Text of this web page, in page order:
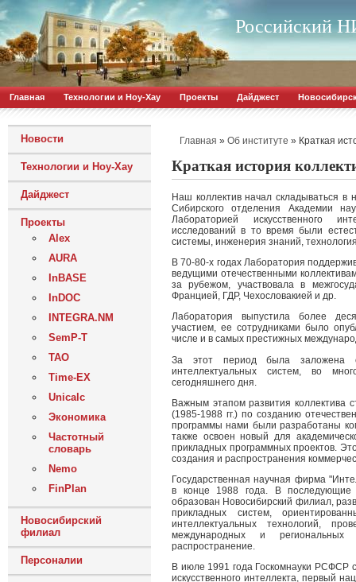
Российский
Главная Технологии и Ноу-Хау Проекты Дайджест
Новости
Технологии и Ноу-Хау
Дайджест
Проекты
Alex
AURA
InBASE
InDOC
INTEGRA.NM
SemP-T
ТАО
Time-EX
Unicalc
Экономика
Частотный
словарь
Nemo
FinPlan
Новосибирский
филиал
Персоналии
Главная » Об институте » Краткая
Краткая история
Наш коллектив начал складываться в
Сибирского отделения Академии
Лабораторией искусственного
исследований в то время были
системы, инженерия знаний,
В 70-80-х годах Лаборатория
ведущими отечественными
за рубежом, участвовала в
Францией, ГДР, Чехословакией и др.
Лаборатория выпустила более
участием, ее сотрудниками было
числе и в самых престижных
За этот период была заложена
интеллектуальных систем, во
сегодняшнего дня.
Важным этапом развития коллектива
(1985-1988 гг.) по созданию
программы нами были разработаны
также освоен новый для
прикладных программных проектов.
создания и распространения
Государственная научная фирма
в конце 1988 года. В последующие
образован Новосибирский филиал,
прикладных систем,
интеллектуальных технологий,
международных и
распространение.
В июле 1991 года Госкомнауки РСФСР
искусственного интеллекта, первый